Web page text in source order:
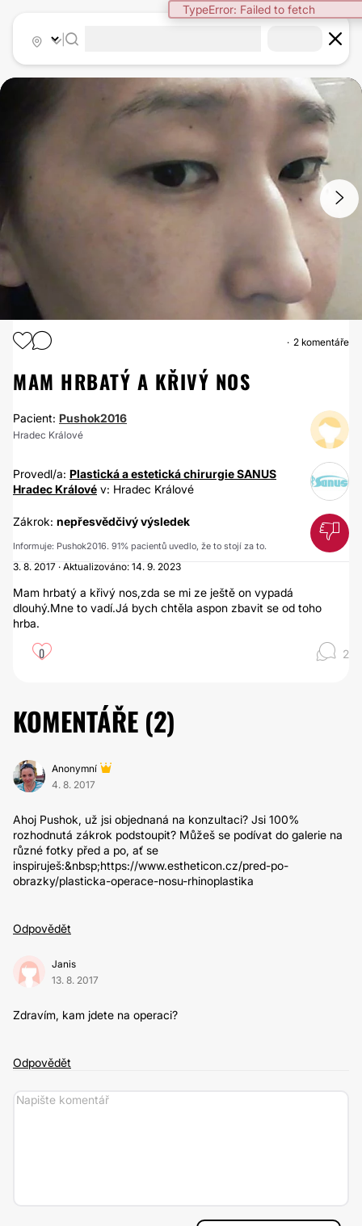
TypeError: Failed to fetch
RHINOPLASTIKA
2 komentáře
MAM HRBATÝ A KŘIVÝ NOS
Pacient: Pushok2016
Hradec Králové
Provedl/a: Plastická a estetická chirurgie SANUS
Hradec Králové v: Hradec Králové
Zákrok: nepřesvědčivý výsledek
Informuje: Pushok2016. 91% pacientů uvedlo, že to stojí za to.
3. 8. 2017 · Aktualizováno: 14. 9. 2023
Mam hrbatý a křivý nos,zda se mi ze ještě on vypadá
dlouhý.Mne to vadí.Já bych chtěla aspon zbavit se od toho
hrba.
0 2
KOMENTÁŘE (2)
Anonymní
4. 8. 2017
Ahoj Pushok, už jsi objednaná na konzultaci? Jsi 100%
rozhodnutá zákrok podstoupit? Můžeš se podívat do galerie na
různé fotky před a po, ať se
inspiruješ:&nbsp;https://www.estheticon.cz/pred-po-
obrazky/plasticka-operace-nosu-rhinoplastika
Odpovědět
Janis
13. 8. 2017
Zdravím, kam jdete na operaci?
Odpovědět